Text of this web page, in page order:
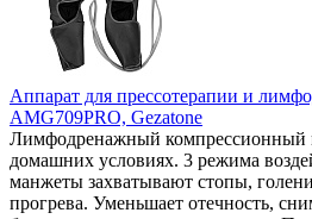
Аппарат для прессотерапии и
AMG709PRO, Gezatone
Лимфодренажный компрессионный
домашних условиях. 3 режима
манжеты захватывают стопы,
прогрева. Уменьшает отечность,